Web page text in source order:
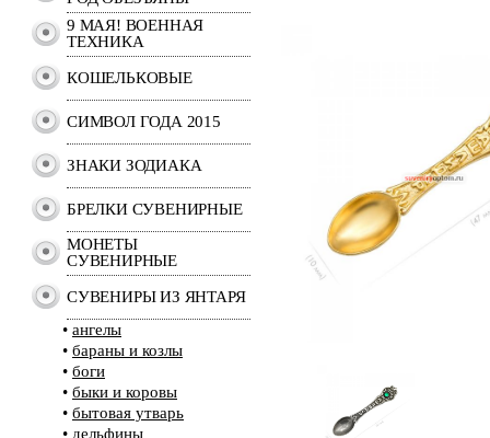
9 МАЯ! ВОЕННАЯ
ТЕХНИКА
КОШЕЛЬКОВЫЕ
СИМВОЛ ГОДА 2015
ЗНАКИ ЗОДИАКА
БРЕЛКИ СУВЕНИРНЫЕ
МОНЕТЫ
СУВЕНИРНЫЕ
СУВЕНИРЫ ИЗ ЯНТАРЯ
• ангелы
• бараны и козлы
• боги
• быки и коровы
• бытовая утварь
• дельфины